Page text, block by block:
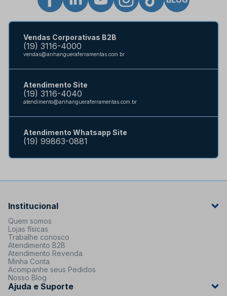
Vendas Corporativas B2B
(19) 3116-4000
vendas@anhangueraferramentas.com.br
Atendimento Site
(19) 3116-4040
atendimento@anhangueraferramentas.com.br
Atendimento Whatsapp Site
(19) 99863-0881
Institucional
Quem somos
Lojas físicas
Trabalhe conosco
Atendimento B2B
Atendimento Revenda
Minha Conta
Acompanhe seus Pedidos
Nosso Blog
Ajuda e Suporte